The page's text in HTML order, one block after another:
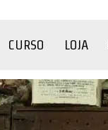
CURSO LOJA